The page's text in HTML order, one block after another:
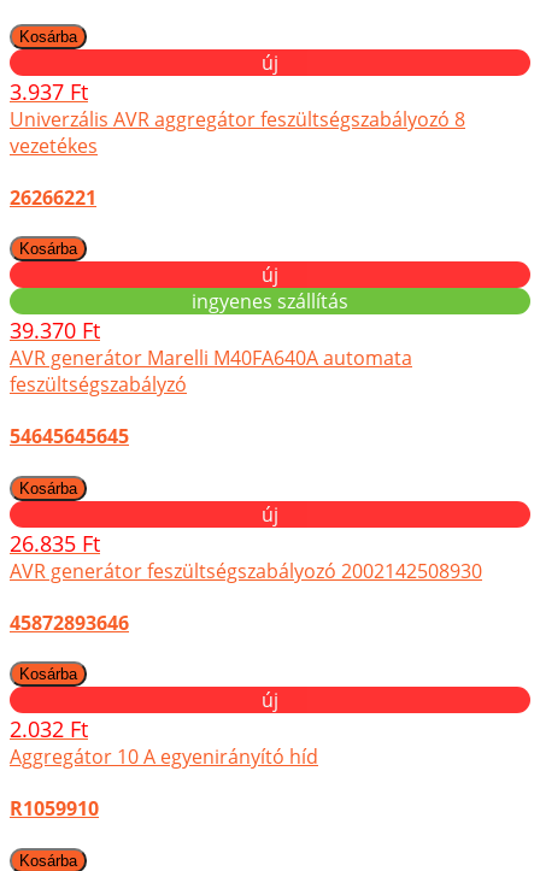
új
3.937 Ft
Univerzális AVR aggregátor feszültségszabályozó 8
vezetékes
26266221
új
ingyenes szállítás
39.370 Ft
AVR generátor Marelli M40FA640A automata
feszültségszabályzó
54645645645
új
26.835 Ft
AVR generátor feszültségszabályozó 2002142508930
45872893646
új
2.032 Ft
Aggregátor 10 A egyenirányító híd
R1059910